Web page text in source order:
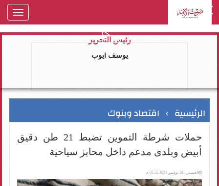
رئيس التحرير
يوسف ايوب
الرئيسية اقتصاد وبنوك
حملات شرطة التموين تضبط 21 طن دقيق
أبيض وبلدى مدعم داخل محابز سياحية
الخميس، 28 نوفمبر 2024 02:52 م